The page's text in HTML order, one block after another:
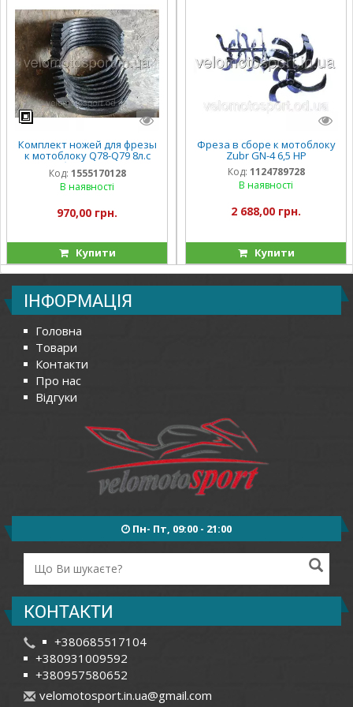
Комплект ножей для фрезы
к мотоблоку Q78-Q79 8л.с
10л.с Зубр Зирка Кентавр
Форте Булат(190мм)
Код: 1555170128
В наявності
970,00 грн.
Купити
Фреза в сборе к мотоблоку
Zubr GN-4 6,5 НР
Код: 1124789728
В наявності
2 688,00 грн.
Купити
ІНФОРМАЦІЯ
Головна
Товари
Контакти
Про нас
Відгуки
Пн- Пт, 09:00 - 21:00
КОНТАКТИ
+380685517104
+380931009592
+380957580652
velomotosport.in.ua@gmail.com